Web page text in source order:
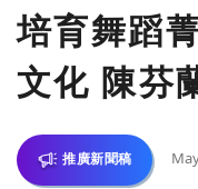
培育舞蹈
文化 陳芬
推廣新聞稿